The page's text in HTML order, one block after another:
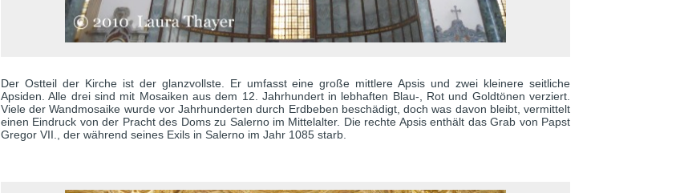
Der Ostteil der Kirche ist der glanzvollste. Er umfasst eine große mittlere Apsis und zwei kleinere seitliche
Apsiden. Alle drei sind mit Mosaiken aus dem 12. Jahrhundert in lebhaften Blau-, Rot und Goldtönen verziert.
Viele der Wandmosaike wurde vor Jahrhunderten durch Erdbeben beschädigt, doch was davon bleibt, vermittelt
einen Eindruck von der Pracht des Doms zu Salerno im Mittelalter. Die rechte Apsis enthält das Grab von Papst
Gregor VII., der während seines Exils in Salerno im Jahr 1085 starb.